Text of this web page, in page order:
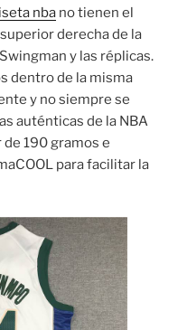
nba no tienen el
derecha de la
y las réplicas.
dentro de la misma
y no siempre se
auténticas de la NBA
190 gramos e
para facilitar la